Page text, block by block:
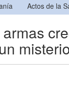
Actos de la